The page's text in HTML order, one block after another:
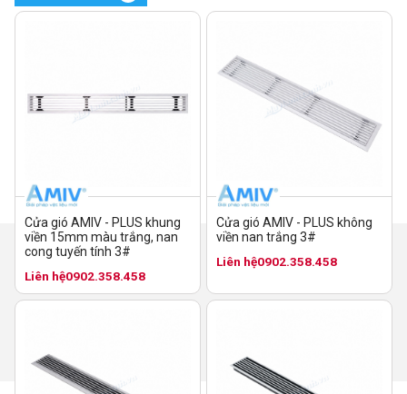
Cửa gió AMIV - PLUS khung
viền 15mm màu trắng, nan
cong tuyến tính 3#
Liên hệ0902.358.458
Cửa gió AMIV - PLUS không
viền nan trắng 3#
Liên hệ0902.358.458